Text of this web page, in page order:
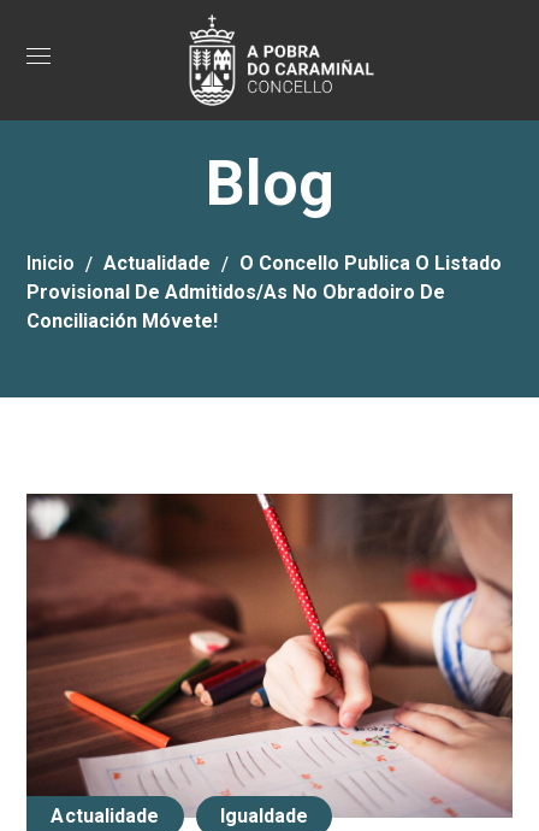
Blog
Inicio Actualidade
O Concello Publica O Listado
Provisional De Admitidos/as No Obradoiro De
Conciliación Móvete!
Actualidade Igualdade